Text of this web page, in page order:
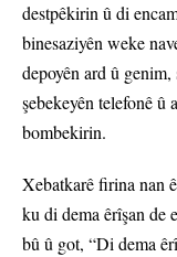
destpêkirin û di
binesaziyên weke
depoyên ard û
şebekeyên telefonê û
bombekirin.
Xebatkarê firina nan
ku di dema êrîşan de
bû û got, “Di dema